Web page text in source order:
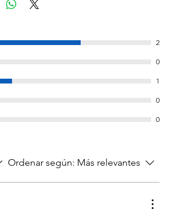
2
0
1
0
0
Ordenar según: Más relevantes